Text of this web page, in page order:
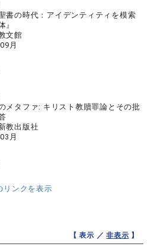
書の時代：アイデンティティを模索
』
文館
月
メタファ: キリスト教贖罪論とその批
教出版社
月
リンクを表示
【 表示 ／非表示 】